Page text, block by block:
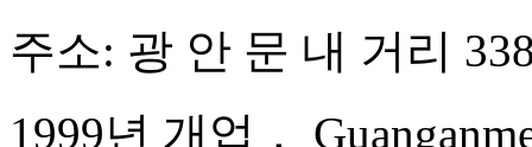
주소: 광 안 문 내 거리
1999년 개업，